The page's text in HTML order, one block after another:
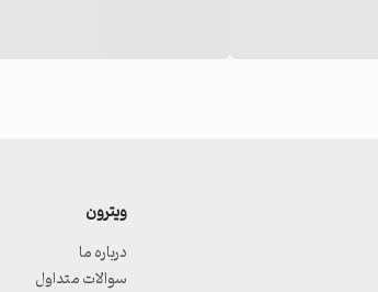
ویترون
درباره ما
سوالات متداول